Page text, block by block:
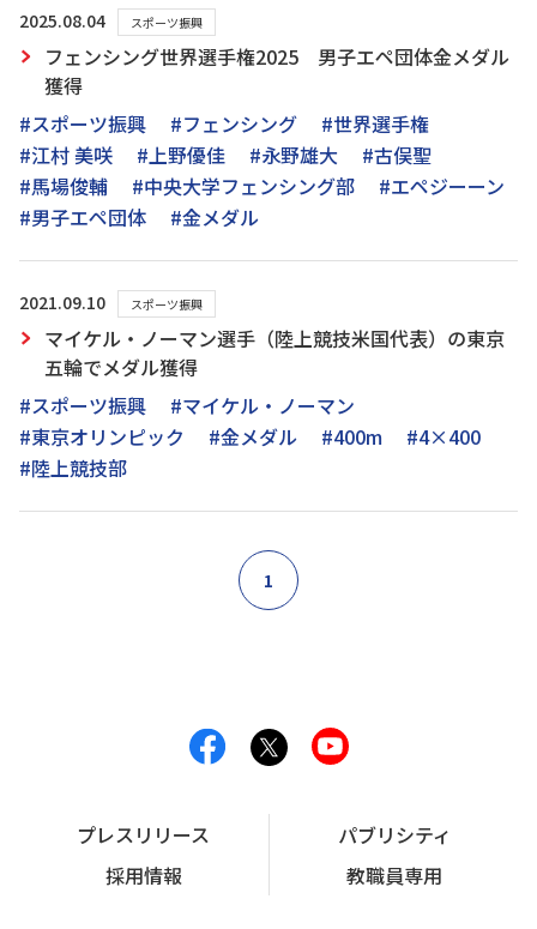
2025.08.04 スポーツ振興
フェンシング世界選手権2025 男子エペ団体金メダル
獲得
#スポーツ振興
#フェンシング
#世界選手権
#江村 美咲
#上野優佳 #永野雄大
#古俣聖
#馬場俊輔
#中央大学フェンシング部
#エペジーーン
#男子エペ団体
#金メダル
2021.09.10 スポーツ振興
マイケル・ノーマン選手（陸上競技米国代表）の東京
五輪でメダル獲得
#スポーツ振興
#マイケル・ノーマン
#東京オリンピック
#金メダル #400m
#4×400
#陸上競技部
1
プレスリリース
パブリシティ
採用情報
教職員専用